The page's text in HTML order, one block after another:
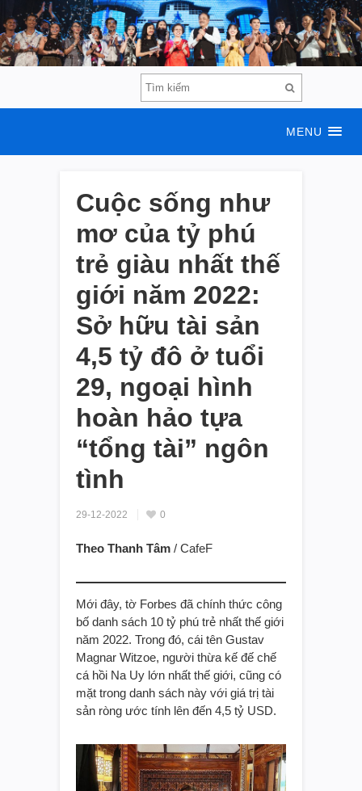
MENU
Cuộc sống như
mơ của tỷ phú
trẻ giàu nhất thế
giới năm 2022:
Sở hữu tài sản
4,5 tỷ đô ở tuổi
29, ngoại hình
hoàn hảo tựa
“tổng tài” ngôn
tình
29-12-2022 0
Theo Thanh Tâm / CafeF
Mới đây, tờ Forbes đã chính thức công
bố danh sách 10 tỷ phú trẻ nhất thế giới
năm 2022. Trong đó, cái tên Gustav
Magnar Witzoe, người thừa kế đế chế
cá hồi Na Uy lớn nhất thế giới, cũng có
mặt trong danh sách này với giá trị tài
sản ròng ước tính lên đến 4,5 tỷ USD.